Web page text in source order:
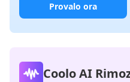
Provalo ora
Coolo AI